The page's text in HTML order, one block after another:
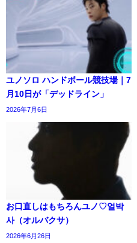
ユノソロ ハンドボール競技場｜7
月10日が「デッドライン」
2026年7月6日
お口直しはもちろんユノ♡얼박
사（オルバクサ）
2026年6月26日